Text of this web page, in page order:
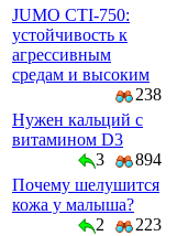
JUMO CTI-750:
устойчивость к
агрессивным
средам и высоким
238
Нужен кальций с
витамином D3
3
894
Почему шелушится
кожа у малыша?
2
223